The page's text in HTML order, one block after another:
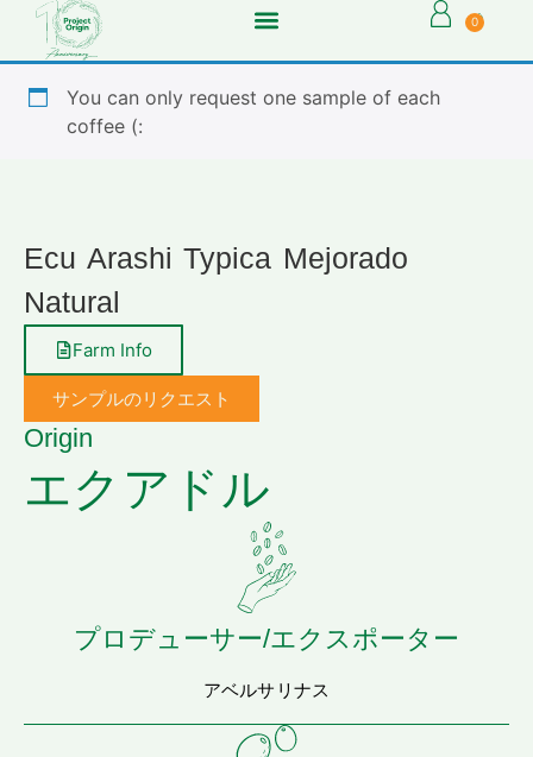
0
You can only request one sample of each
coffee (:
Ecu Arashi Typica Mejorado
Natural
Farm Info
サンプルのリクエスト
Origin
エクアドル
プロデューサー/エクスポーター
アベルサリナス